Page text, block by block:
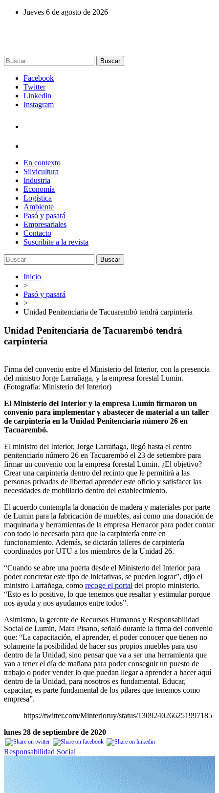
Jueves 6 de agosto de 2026
Buscar
Facebook
Twitter
Linkedin
Instagram
En contexto
Silvicultura
Industria
Economía
Logística
Ambiente
Pasó y pasará
Empresariales
Contacto
Suscribite a la revista
Buscar
Inicio
>
Pasó y pasará
>
Unidad Penitenciaria de Tacuarembó tendrá carpintería
Unidad Penitenciaria de Tacuarembó tendrá
carpintería
Firma del convenio entre el Ministerio del Interior, con la presencia
del ministro Jorge Larrañaga, y la empresa forestal Lumin.
(Fotografía: Ministerio del Interior)
El Ministerio del Interior y la empresa Lumin firmaron un
convenio para implementar y abastecer de material a un taller
de carpintería en la Unidad Penitenciaria número 26 en
Tacuarembó.
El ministro del Interior, Jorge Larrañaga, llegó hasta el centro
penitenciario número 26 en Tacuarembó el 23 de setiembre para
firmar un convenio con la empresa forestal Lumin. ¿El objetivo?
Crear una carpintería dentro del recinto que le permitirá a las
personas privadas de libertad aprender este oficio y satisfacer las
necesidades de mobiliario dentro del establecimiento.
El acuerdo contempla la donación de madera y materiales por parte
de Lumin para la fabricación de muebles, así como una donación de
maquinaria y herramientas de la empresa Herracor para poder contar
con todo lo necesario para que la carpintería entre en
funcionamiento. Además, se dictarán talleres de carpintería
coordinados por UTU a los miembros de la Unidad 26.
“Cuando se abre una puerta desde el Ministerio del Interior para
poder concretar este tipo de iniciativas, se pueden lograr”, dijo el
ministro Larrañaga, como recoge el portal del propio ministerio.
“Esto es lo positivo, lo que tenemos que resaltar y estimular porque
nos ayuda y nos ayudamos entre todos”.
Asimismo, la gerente de Recursos Humanos y Responsabilidad
Social de Lumin, Mara Pisano, señaló durante la firma del convenio
que: “La capacitación, el aprender, el poder conocer que tienen no
solamente la posibilidad de hacer sus propios muebles para uso
dentro de la Unidad, sino pensar que va a ser una herramienta que
van a tener el día de mañana para poder conseguir un puesto de
trabajo o poder vender lo que puedan llegar a aprender a hacer aquí
dentro de la Unidad, para nosotros es fundamental. Educar,
capacitar, es parte fundamental de los pilares que tenemos como
empresa”.
https://twitter.com/Minterioruy/status/1309240266251997185
lunes 28 de septiembre de 2020
Responsabilidad Social